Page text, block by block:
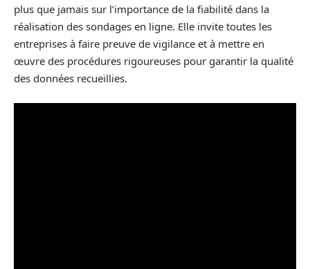
plus que jamais sur l’importance de la fiabilité dans la
réalisation des sondages en ligne. Elle invite toutes les
entreprises à faire preuve de vigilance et à mettre en
œuvre des procédures rigoureuses pour garantir la qualité
des données recueillies.